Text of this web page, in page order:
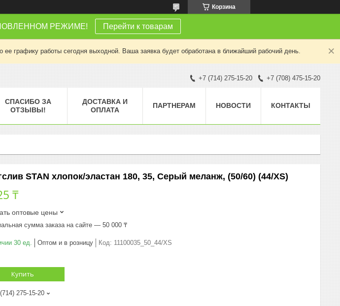
Корзина
РЕЖИМЕ! Перейти к товарам
графику работы сегодня выходной. Ваша заявка будет обработана в ближайший рабочий день.
+7 (714) 275-15-20 +7 (708) 475-15-20
СПАСИБО ЗА
ОТЗЫВЫ!
ДОСТАВКА И
ОПЛАТА
ПАРТНЕРАМ НОВОСТИ КОНТАКТЫ
STAN хлопок/эластан 180, 35, Серый меланж, (50/60) (44/XS)
₸
оптовые цены
сумма заказа на сайте — 50 000 ₸
30 ед. Оптом и в розницу Код: 11100035_50_44/XS
Купить
275-15-20